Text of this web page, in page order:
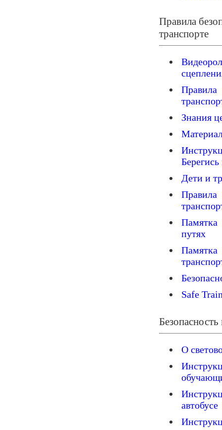
Правила
транспорте
Знания
Дети и
путях
Памятка
Safe
О
автобусе